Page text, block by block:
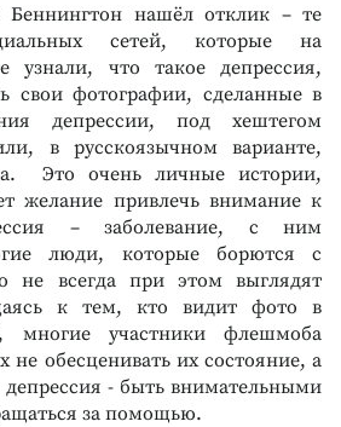
Беннингтон нашёл отклик – те
сетей, которые на
узнали, что такое депрессия,
свои фотографии, сделанные в
депрессии, под хештегом
в русскоязычном варианте,
Это очень личные истории,
желание привлечь внимание к
– заболевание, с ним
люди, которые борются с
не всегда при этом выглядят
к тем, кто видит фото в
многие участники флешмоба
обесценивать их состояние, а
депрессия - быть внимательными
за помощью.